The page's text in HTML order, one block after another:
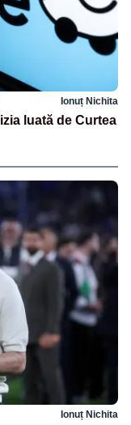
Ionuț Nichita
luată de Curtea
Ionuț Nichita